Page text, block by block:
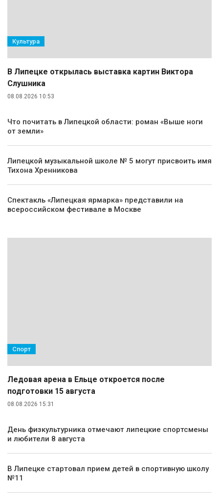
Культура
В Липецке открылась выставка картин Виктора
Слушника
08.08.2026 10:53
Что почитать в Липецкой области: роман «Выше ноги
от земли»
Липецкой музыкальной школе № 5 могут присвоить имя
Тихона Хренникова
Спектакль «Липецкая ярмарка» представили на
всероссийском фестивале в Москве
Спорт
Ледовая арена в Ельце откроется после
подготовки 15 августа
08.08.2026 15:31
День физкультурника отмечают липецкие спортсмены
и любители 8 августа
В Липецке стартовал прием детей в спортивную школу
№11